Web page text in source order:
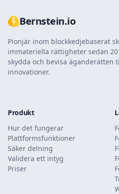
Bernstein.io
Pionjär inom blockkedjebaserat
immateriella rättigheter sedan
skydda och bevisa äganderätten
innovationer.
Produkt
Hur det fungerar
Plattformsfunktioner
Säker delning
Validera ett intyg
Priser